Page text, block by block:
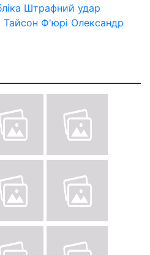
Штрафний удар
Тайсон Ф'юрі Олександр